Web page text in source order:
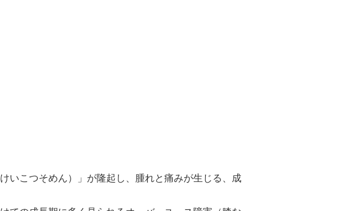
いこつそめん）」が隆起し、腫れと痛みが生じる、成